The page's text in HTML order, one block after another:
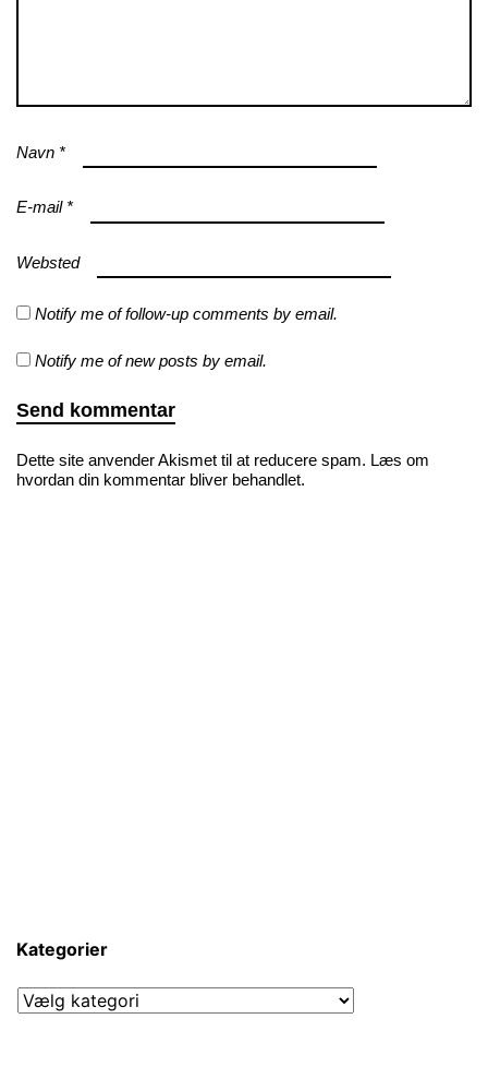
Navn *
E-mail *
Websted
Notify me of follow-up comments by email.
Notify me of new posts by email.
Dette site anvender Akismet til at reducere spam. Læs om
hvordan din kommentar bliver behandlet.
Kategorier
Kategorier